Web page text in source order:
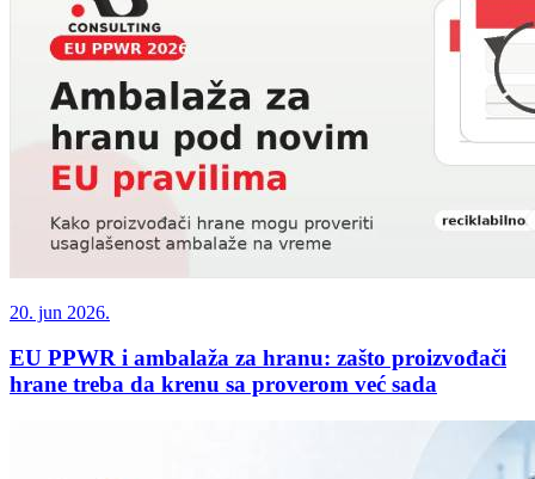
20. jun 2026.
EU PPWR i ambalaža za hranu: zašto proizvođači
hrane treba da krenu sa proverom već sada